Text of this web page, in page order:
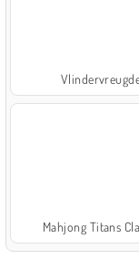
Mahjong Titans